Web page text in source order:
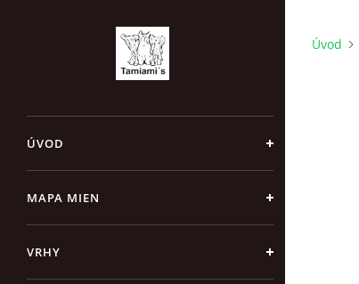
ÚVOD
MAPA MIEN
VRHY
Úvod